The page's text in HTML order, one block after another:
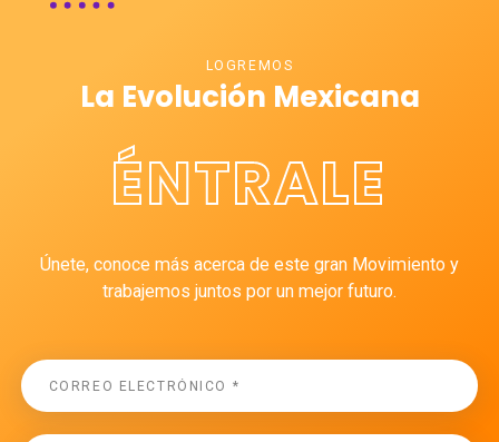
LOGREMOS
La Evolución Mexicana
ÉNTRALE
Únete, conoce más acerca de este gran Movimiento y
trabajemos juntos por un mejor futuro.